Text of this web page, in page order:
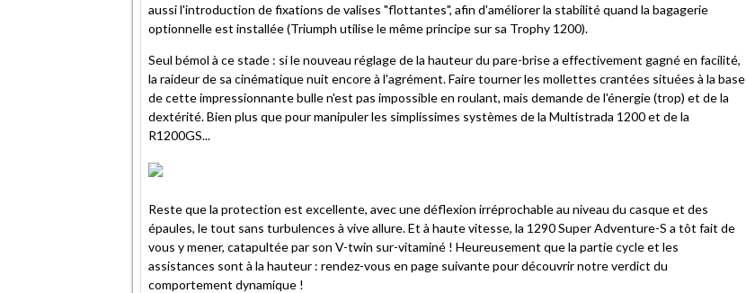
aussi l'introduction de fixations de valises "flottantes", afin d'améliorer la stabilité quand la bagagerie
optionnelle est installée (Triumph utilise le même principe sur sa Trophy 1200).
Seul bémol à ce stade : si le nouveau réglage de la hauteur du pare-brise a effectivement gagné en facilité,
la raideur de sa cinématique nuit encore à l'agrément. Faire tourner les mollettes crantées situées à la base
de cette impressionnante bulle n'est pas impossible en roulant, mais demande de l'énergie (trop) et de la
dextérité. Bien plus que pour manipuler les simplissimes systèmes de la Multistrada 1200 et de la
R1200GS...
Reste que la protection est excellente, avec une déflexion irréprochable au niveau du casque et des
épaules, le tout sans turbulences à vive allure. Et à haute vitesse, la 1290 Super Adventure-S a tôt fait de
vous y mener, catapultée par son V-twin sur-vitaminé ! Heureusement que la partie cycle et les
assistances sont à la hauteur : rendez-vous en page suivante pour découvrir notre verdict du
comportement dynamique !